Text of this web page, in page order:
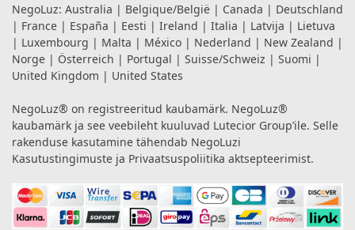
NegoLuz: Australia | Belgique/België | Canada | Deutschland
| France | España | Eesti | Ireland | Italia | Latvija | Lietuva
| Luxembourg | Malta | México | Nederland | New Zealand |
Norge | Österreich | Portugal | Suisse/Schweiz | Suomi |
United Kingdom | United States
NegoLuz® on registreeritud kaubamärk. NegoLuz®
kaubamärk ja see veebileht kuuluvad Lutecior Group’ile. Selle
rakenduse kasutamine tähendab NegoLuzi
Kasutustingimuste ja Privaatsuspoliitika aktsepteerimist.